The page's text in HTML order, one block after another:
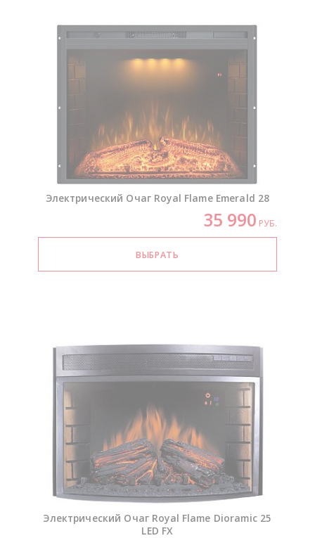
Электрический Очаг Royal Flame Emerald 28
35 990 РУБ.
Электрический Очаг Royal Flame Dioramic 25
LED FX